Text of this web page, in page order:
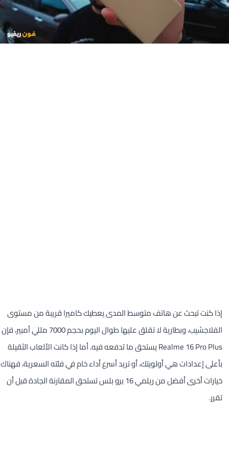
إذا كنت تبحث عن هاتف متوسط المدى يعطيك كاميرا قريبة من مستوى
الفلاجشيب، وبطارية لا تقلق عليها طوال اليوم بحجم 7000 مللي أمبير، فإن
Realme 16 Pro Plus يستحق ما تدفعه فيه. أما إذا كانت الألعاب الثقيلة
بأعلى إعدادات هي أولويتك، أو تريد أسرع أداء خام في فئته السعرية، فهناك
خيارات أخرى أفضل من ريلمي 16 برو بلس تستحق المقارنة الجادة قبل أن
تقرر.